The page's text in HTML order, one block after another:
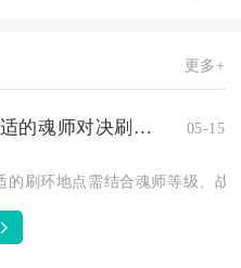
更多+
斗罗大陆怎样选择合适的魂师对决刷环地点 05-15
的刷环地点需结合魂师等级、战